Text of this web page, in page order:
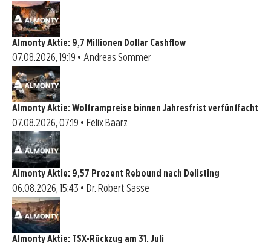
Almonty Aktie: 9,7 Millionen Dollar Cashflow
07.08.2026, 19:19 • Andreas Sommer
Almonty Aktie: Wolframpreise binnen Jahresfrist verfünffacht
07.08.2026, 07:19 • Felix Baarz
Almonty Aktie: 9,57 Prozent Rebound nach Delisting
06.08.2026, 15:43 • Dr. Robert Sasse
Almonty Aktie: TSX-Rückzug am 31. Juli